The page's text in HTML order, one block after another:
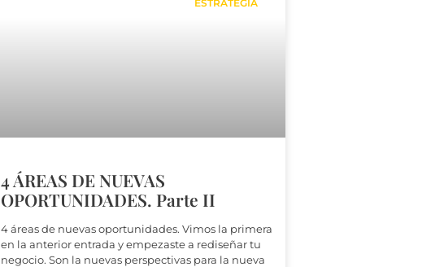
ESTRATEGIA
4 ÁREAS DE NUEVAS
OPORTUNIDADES. Parte II
4 áreas de nuevas oportunidades. Vimos la primera
en la anterior entrada y empezaste a rediseñar tu
negocio. Son la nuevas perspectivas para la nueva